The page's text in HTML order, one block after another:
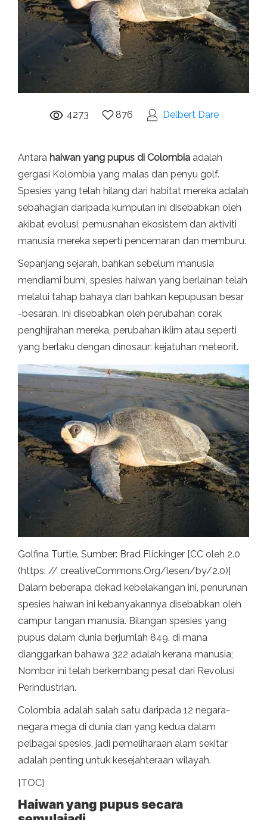
4273 876 Delbert Dare
Antara haiwan yang pupus di Colombia adalah
gergasi Kolombia yang malas dan penyu golf.
Spesies yang telah hilang dari habitat mereka adalah
sebahagian daripada kumpulan ini disebabkan oleh
akibat evolusi, pemusnahan ekosistem dan aktiviti
manusia mereka seperti pencemaran dan memburu.
Sepanjang sejarah, bahkan sebelum manusia
mendiami bumi, spesies haiwan yang berlainan telah
melalui tahap bahaya dan bahkan kepupusan besar
-besaran. Ini disebabkan oleh perubahan corak
penghijrahan mereka, perubahan iklim atau seperti
yang berlaku dengan dinosaur: kejatuhan meteorit.
Golfina Turtle. Sumber: Brad Flickinger [CC oleh 2.0
(https: // creativeCommons.Org/lesen/by/2.0)]
Dalam beberapa dekad kebelakangan ini, penurunan
spesies haiwan ini kebanyakannya disebabkan oleh
campur tangan manusia. Bilangan spesies yang
pupus dalam dunia berjumlah 849, di mana
dianggarkan bahawa 322 adalah kerana manusia;
Nombor ini telah berkembang pesat dari Revolusi
Perindustrian.
Colombia adalah salah satu daripada 12 negara-
negara mega di dunia dan yang kedua dalam
pelbagai spesies, jadi pemeliharaan alam sekitar
adalah penting untuk kesejahteraan wilayah.
[TOC]
Haiwan yang pupus secara